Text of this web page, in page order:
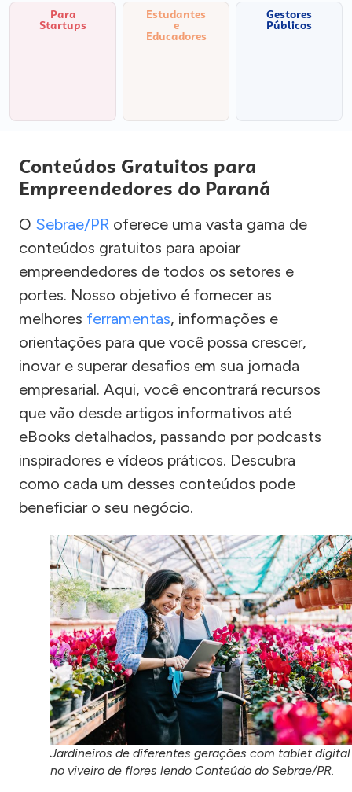
Para
Startups
Estudantes
e
Educadores
Gestores
Públicos
Conteúdos Gratuitos para
Empreendedores do Paraná
O Sebrae/PR oferece uma vasta gama de
conteúdos gratuitos para apoiar
empreendedores de todos os setores e
portes. Nosso objetivo é fornecer as
melhores ferramentas, informações e
orientações para que você possa crescer,
inovar e superar desafios em sua jornada
empresarial. Aqui, você encontrará recursos
que vão desde artigos informativos até
eBooks detalhados, passando por podcasts
inspiradores e vídeos práticos. Descubra
como cada um desses conteúdos pode
beneficiar o seu negócio.
Jardineiros de diferentes gerações com tablet digital
no viveiro de flores lendo Conteúdo do Sebrae/PR.